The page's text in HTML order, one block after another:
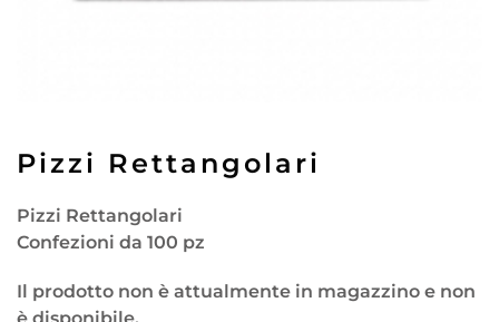
Pizzi Rettangolari
Pizzi Rettangolari
Confezioni da 100 pz
Il prodotto non è attualmente in magazzino e non